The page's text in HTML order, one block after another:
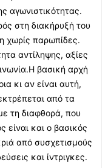
αγωνιστικότητας.
στη διακήρυξή του
χωρίς παρωπίδες.
αντίληψης, αξίες
βασική αρχή
κι αν είναι αυτή,
από τα
τη διαφθορά, που
είναι και ο βασικός
από συσχετισμούς
και ίντριγκες.